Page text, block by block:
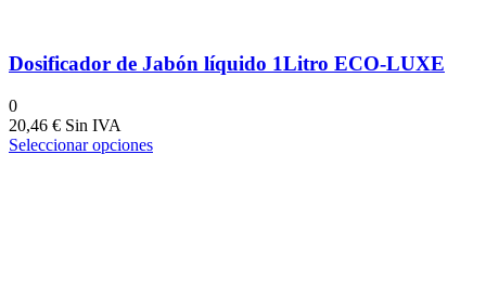
Dosificador de Jabón líquido 1Litro ECO-LUXE
0
20,46 €
Seleccionar opciones